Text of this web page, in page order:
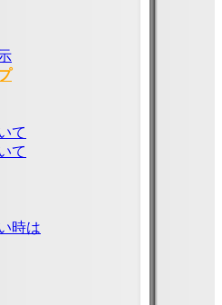
て
て
時は